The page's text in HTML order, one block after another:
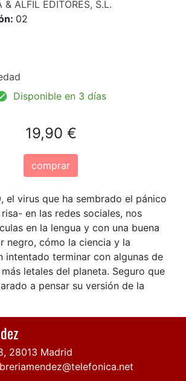
& ALFIL EDITORES, S.L.
02
Disponible en 3 días
19,90 €
comprar
el virus que ha sembrado el pánico
en las redes sociales, nos
en la lengua y con una buena
negro, cómo la ciencia y la
intentado terminar con algunas de
letales del planeta. Seguro que
a pensar su versión de la
28013 Madrid